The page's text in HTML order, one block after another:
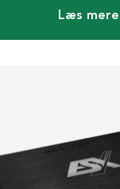
Læs mere